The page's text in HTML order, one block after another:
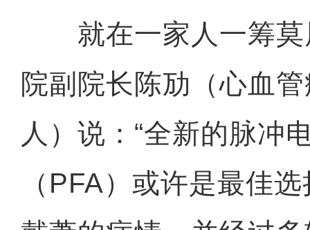
就在一家人一筹莫
院副院长陈劢（心血
人）说：“全新的脉冲
（PFA）或许是最佳